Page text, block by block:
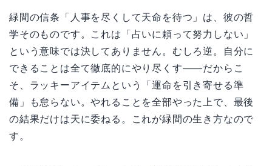
緑間の信条「人事を尽くして天命を待つ」は、彼の哲
学そのものです。これは「占いに頼って努力しない」
という意味では決してありません。むしろ逆。自分に
できることは全て徹底的にやり尽くす——だからこ
そ、ラッキーアイテムという「運命を引き寄せる準
備」も怠らない。やれることを全部やった上で、最後
の結果だけは天に委ねる。これが緑間の生き方なので
す。